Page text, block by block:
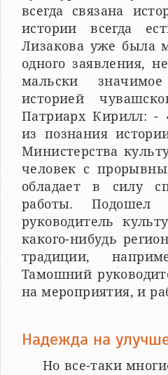
всегда связана
истории всегда
Лизакова уже была
одного заявления,
мальски
историей
Патриарх Кирилл: -
из познания
Министерства
человек с
обладает в силу
работы.
руководитель
какого-нибудь
традиции,
Тамошний
на мероприятия, и
Надежда на
Но все-таки